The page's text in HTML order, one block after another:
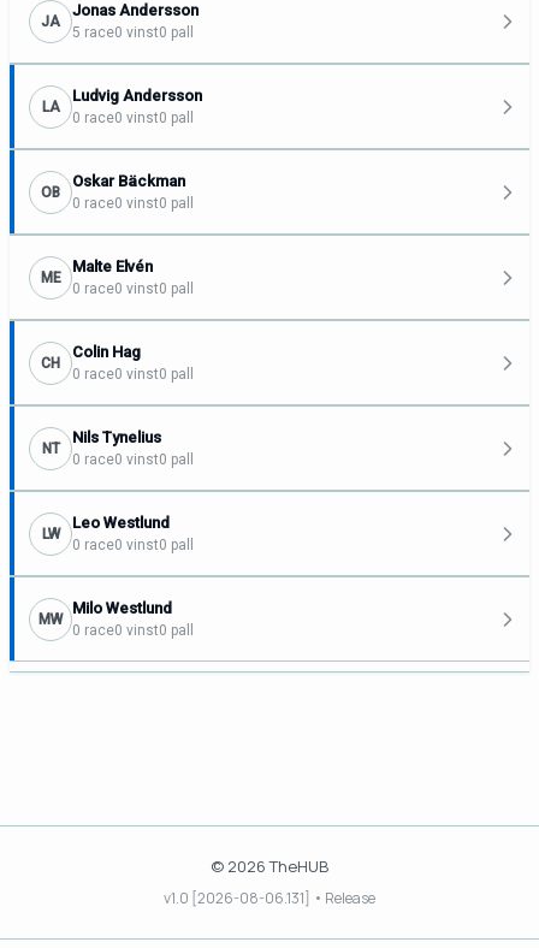
JA
Jonas Andersson
5 race0 vinst0 pall
LA
Ludvig Andersson
0 race0 vinst0 pall
OB
Oskar Bäckman
0 race0 vinst0 pall
ME
Malte Elvén
0 race0 vinst0 pall
CH
Colin Hag
0 race0 vinst0 pall
NT
Nils Tynelius
0 race0 vinst0 pall
LW
Leo Westlund
0 race0 vinst0 pall
MW
Milo Westlund
0 race0 vinst0 pall
© 2026 TheHUB
v1.0 [2026-08-06.131] • Release